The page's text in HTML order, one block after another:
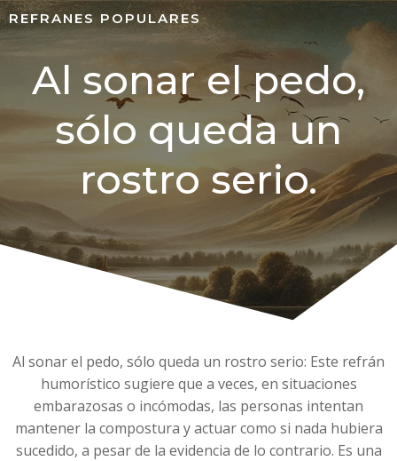
REFRANES POPULARES
Al sonar el pedo,
sólo queda un
rostro serio.
Al sonar el pedo, sólo queda un rostro serio: Este refrán
humorístico sugiere que a veces, en situaciones
embarazosas o incómodas, las personas intentan
mantener la compostura y actuar como si nada hubiera
sucedido, a pesar de la evidencia de lo contrario. Es una